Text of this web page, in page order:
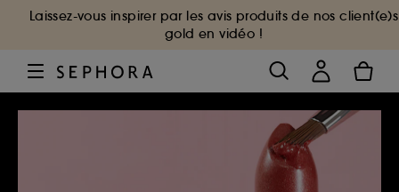
Laissez-vous inspirer par les avis produits de nos client(e)s
gold en vidéo !